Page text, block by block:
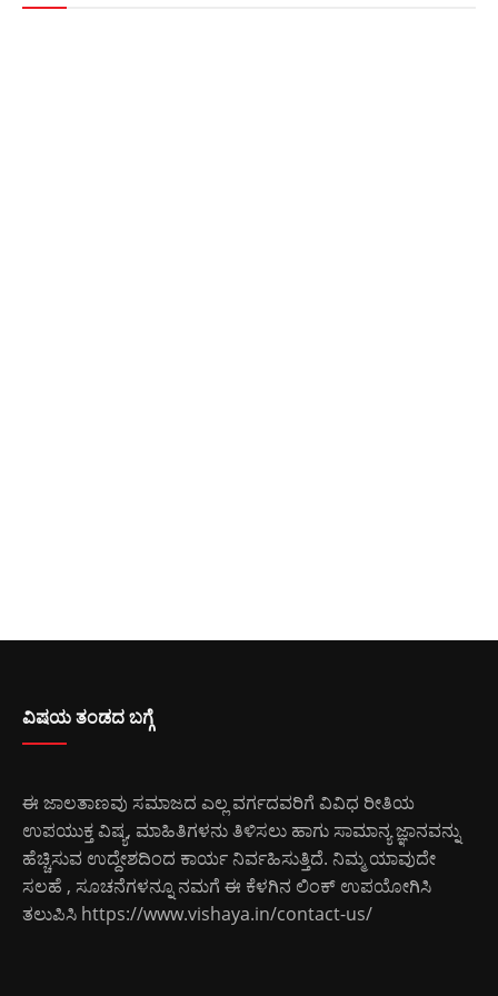
ವಿಷಯ ತಂಡದ ಬಗ್ಗೆ
ಈ ಜಾಲತಾಣವು ಸಮಾಜದ ಎಲ್ಲ ವರ್ಗದವರಿಗೆ ವಿವಿಧ ರೀತಿಯ
ಉಪಯುಕ್ತ ವಿಷ್ಯ, ಮಾಹಿತಿಗಳನು ತಿಳಿಸಲು ಹಾಗು ಸಾಮಾನ್ಯ ಜ್ಞಾನವನ್ನು
ಹೆಚ್ಚಿಸುವ ಉದ್ದೇಶದಿಂದ ಕಾರ್ಯ ನಿರ್ವಹಿಸುತ್ತಿದೆ. ನಿಮ್ಮ ಯಾವುದೇ
ಸಲಹೆ , ಸೂಚನೆಗಳನ್ನೂ ನಮಗೆ ಈ ಕೆಳಗಿನ ಲಿಂಕ್ ಉಪಯೋಗಿಸಿ
ತಲುಪಿಸಿ https://www.vishaya.in/contact-us/